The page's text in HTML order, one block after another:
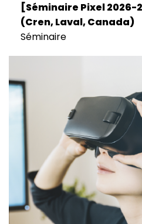
[Séminaire Pixel
(Cren, Laval, Canada)
Séminaire